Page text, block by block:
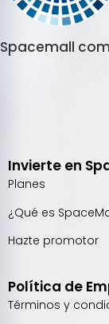
Spacemall
Invierte en
Planes
¿Qué es
Hazte promotor
Política de
Términos y